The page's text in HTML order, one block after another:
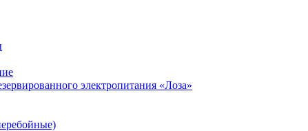
электропитания «Лоза»